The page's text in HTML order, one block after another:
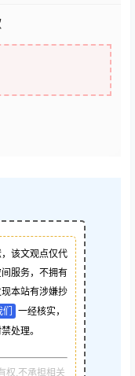
该文观点仅代
服务，不拥有
本站有涉嫌抄
一经核实，
处理。
权,不承担相关